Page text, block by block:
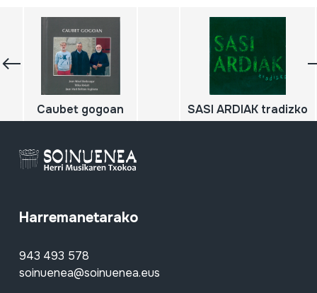
Caubet gogoan SASI ARDIAK tradizko
Harremanetarako
943 493 578
soinuenea@soinuenea.eus